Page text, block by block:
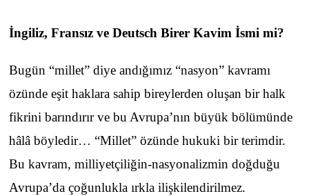
İngiliz, Fransız ve Deutsch Birer Kavim İsmi mi?
Bugün “millet” diye andığımız “nasyon” kavramı
özünde eşit haklara sahip bireylerden oluşan bir halk
fikrini barındırır ve bu Avrupa’nın büyük bölümünde
hâlâ böyledir… “Millet” özünde hukuki bir terimdir.
Bu kavram, milliyetçiliğin-nasyonalizmin doğduğu
Avrupa’da çoğunlukla ırkla ilişkilendirilmez.